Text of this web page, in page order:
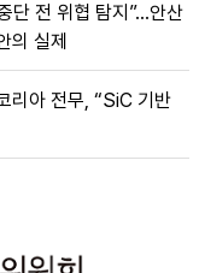
단 전 위협 탐지”…안산
의 실제
리아 전무, “SiC 기반